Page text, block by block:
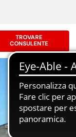
TROVARE
CONSULENTE